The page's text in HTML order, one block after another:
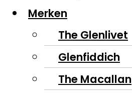
Merken
The Glenlivet
Glenfiddich
The Macallan